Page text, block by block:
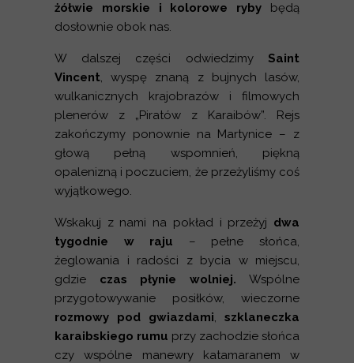
żółwie morskie i kolorowe ryby będą
dosłownie obok nas.
W dalszej części odwiedzimy Saint
Vincent, wyspę znaną z bujnych lasów,
wulkanicznych krajobrazów i filmowych
plenerów z „Piratów z Karaibów”. Rejs
zakończymy ponownie na Martynice – z
głową pełną wspomnień, piękną
opalenizną i poczuciem, że przeżyliśmy coś
wyjątkowego.
Wskakuj z nami na pokład i przeżyj dwa
tygodnie w raju – pełne słońca,
żeglowania i radości z bycia w miejscu,
gdzie czas płynie wolniej. Wspólne
przygotowywanie posiłków, wieczorne
rozmowy pod gwiazdami, szklaneczka
karaibskiego rumu przy zachodzie słońca
czy wspólne manewry katamaranem w